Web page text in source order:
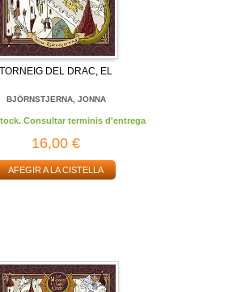
TORNEIG DEL DRAC, EL
BJÖRNSTJERNA, JONNA
Consultar terminis d'entrega
16,00 €
AFEGIR A LA CISTELLA